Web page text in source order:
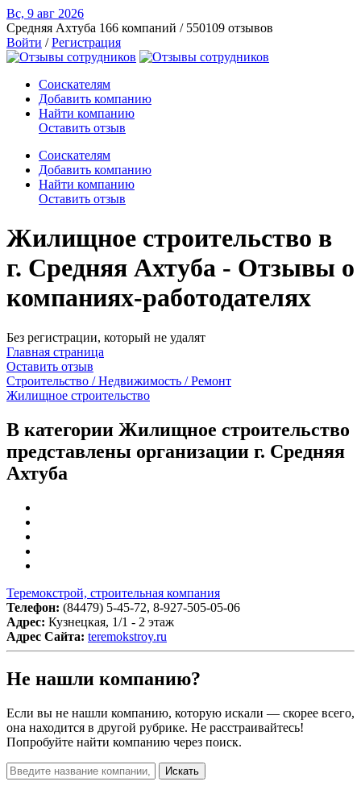
Вс, 9 авг 2026
Средняя Ахтуба 166 компаний / 550109 отзывов
Войти /Регистрация
Соискателям
Добавить компанию
Найти компанию
Оставить отзыв
Соискателям
Добавить компанию
Найти компанию
Оставить отзыв
Жилищное строительство в
г. Средняя Ахтуба - Отзывы о
компаниях-работодателях
Без регистрации, который не удалят
Главная страница
Оставить отзыв
Строительство / Недвижимость / Ремонт
Жилищное строительство
В категории Жилищное строительство
представлены организации г. Средняя
Ахтуба
Теремокстрой, строительная компания
Телефон: (84479) 5-45-72, 8-927-505-05-06
Адрес: Кузнецкая, 1/1 - 2 этаж
Адрес Сайта: teremokstroy.ru
Не нашли компанию?
Если вы не нашли компанию, которую искали — скорее всего,
она находится в другой рубрике. Не расстраивайтесь!
Попробуйте найти компанию через поиск.
Искать